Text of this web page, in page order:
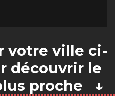
votre ville ci-
découvrir le
proche ↓